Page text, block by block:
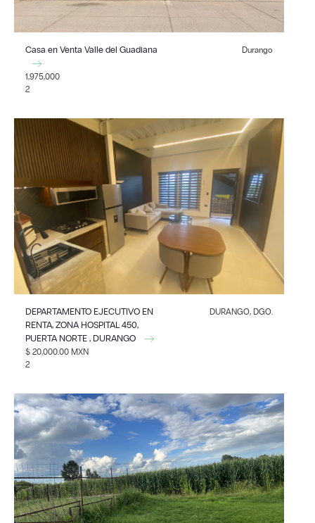
Casa en Venta Valle del Guadiana Durango
1,975,000
2
DEPARTAMENTO EJECUTIVO EN
RENTA, ZONA HOSPITAL 450,
PUERTA NORTE , DURANGO
DURANGO, DGO.
$ 20,000.00 MXN
2